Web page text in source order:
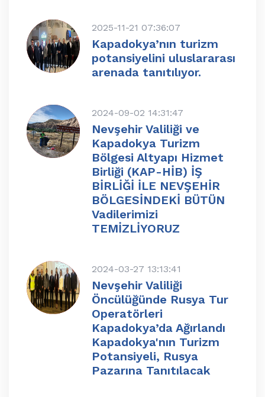
2025-11-21 07:36:07
Kapadokya’nın turizm
potansiyelini uluslararası
arenada tanıtılıyor.
2024-09-02 14:31:47
Nevşehir Valiliği ve
Kapadokya Turizm
Bölgesi Altyapı Hizmet
Birliği (KAP-HİB) İŞ
BİRLİĞİ İLE NEVŞEHİR
BÖLGESİNDEKİ BÜTÜN
Vadilerimizi
TEMİZLİYORUZ
2024-03-27 13:13:41
Nevşehir Valiliği
Öncülüğünde Rusya Tur
Operatörleri
Kapadokya’da Ağırlandı
Kapadokya'nın Turizm
Potansiyeli, Rusya
Pazarına Tanıtılacak